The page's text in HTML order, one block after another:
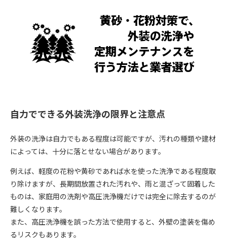
自力でできる外装洗浄の限界と注意点
外装の洗浄は自力でもある程度は可能ですが、汚れの種類や建材
によっては、十分に落とせない場合があります。
例えば、軽度の花粉や黄砂であれば水を使った洗浄である程度取
り除けますが、長期間放置された汚れや、雨と混ざって固着した
ものは、家庭用の洗剤や高圧洗浄機だけでは完全に除去するのが
難しくなります。
また、高圧洗浄機を誤った方法で使用すると、外壁の塗装を傷め
るリスクもあります。